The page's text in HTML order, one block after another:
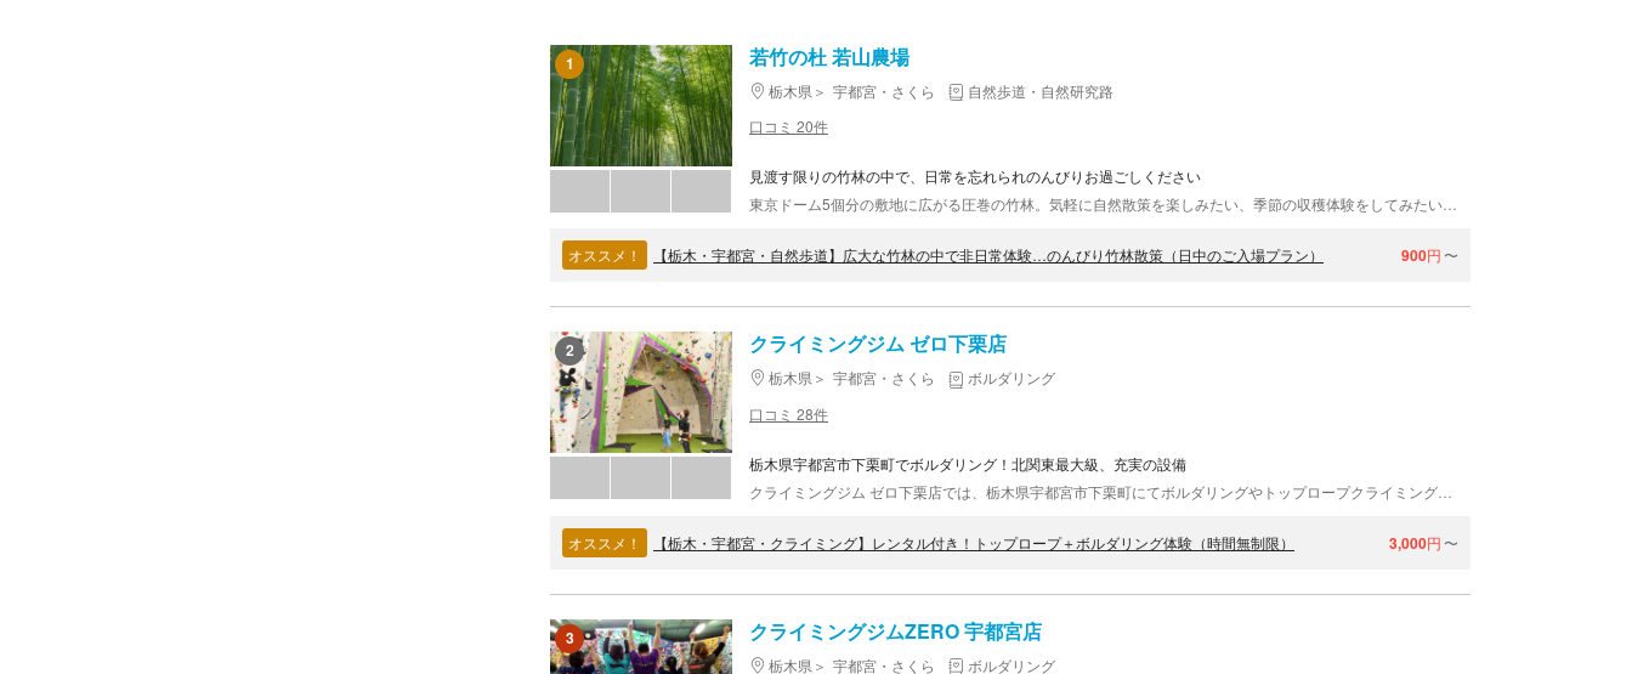
1 若竹の杜 若山農場
栃木県 宇都宮・さくら
自然歩道・自然研究路
口コミ 20件
見渡す限りの竹林の中で、日常を忘れられのんびりお過ごしください
オススメ！ 【栃木・宇都宮・自然歩道】広大な竹林の中で非日常体験…のんびり竹林散策（日中のご入場プラン） 900円 〜
2 クライミングジム ゼロ下栗店
栃木県 宇都宮・さくら
ボルダリング
口コミ 28件
栃木県宇都宮市下栗町でボルダリング！北関東最大級、充実の設備
オススメ！ 【栃木・宇都宮・クライミング】レンタル付き！トップロープ＋ボルダリング体験（時間無制限） 3,000円 〜
3 クライミングジムZERO 宇都宮店
栃木県 宇都宮・さくら ボルダリング